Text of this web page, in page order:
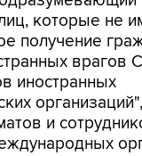
которые не
получение
врагов
иностранных
и